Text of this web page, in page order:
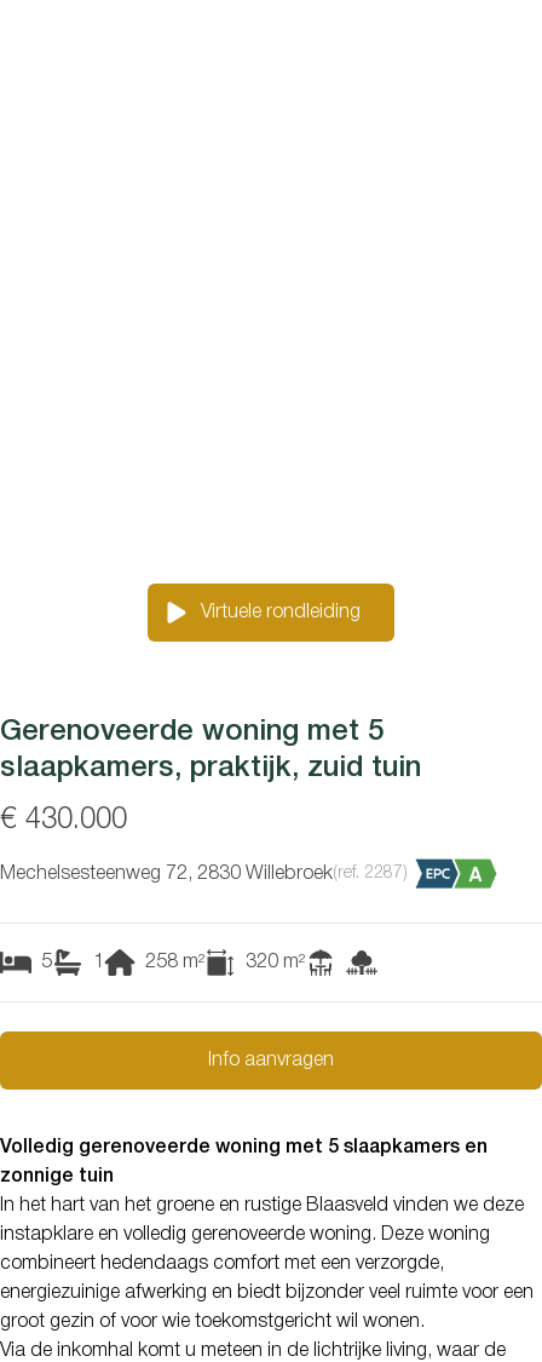
Virtuele rondleiding
Gerenoveerde woning met 5
slaapkamers, praktijk, zuid tuin
€ 430.000
Mechelsesteenweg 72, 2830 Willebroek(ref. 2287 )
5 258 m² 320 m²
Info aanvragen
Volledig gerenoveerde woning met 5 slaapkamers en
zonnige tuin
In het hart van het groene en rustige Blaasveld vinden we deze
instapklare en volledig gerenoveerde woning. Deze woning
combineert hedendaags comfort met een verzorgde,
energiezuinige afwerking en biedt bijzonder veel ruimte voor een
groot gezin of voor wie toekomstgericht wil wonen.
Via de inkomhal komt u meteen in de lichtrijke living, waar de